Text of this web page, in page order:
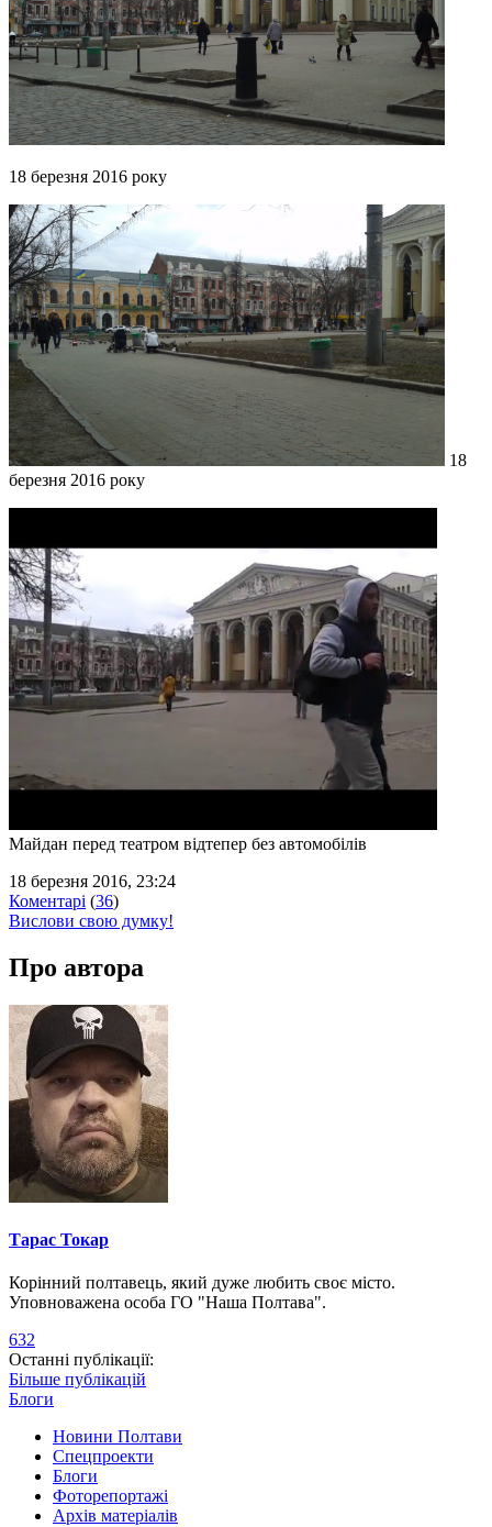
18 березня 2016 року
18
березня 2016 року
Майдан перед театром відтепер без автомобілів
18 березня 2016, 23:24
Коментарі (36)
Вислови свою думку!
Про автора
Тарас Токар
Корінний полтавець, який дуже любить своє місто.
Уповноважена особа ГО "Наша Полтава".
632
Останні публікації:
Більше публікацій
Блоги
Новини Полтави
Спецпроекти
Блоги
Фоторепортажі
Архів матеріалів